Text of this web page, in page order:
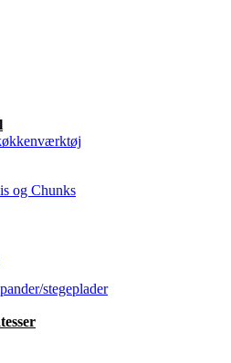
og Chunks
stegeplader